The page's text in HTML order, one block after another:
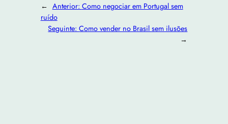
← Anterior: Como negociar em Portugal sem
ruído
Seguinte:Como vender no Brasil sem ilusões
→